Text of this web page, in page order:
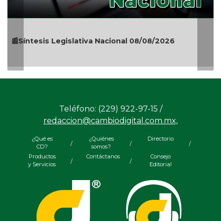
Legislativa Nacional 08/08/2026
redaccion@cambiodigital.com.mx,
¿Qué es
Directorio
Contáctanos
Consejo
Editorial